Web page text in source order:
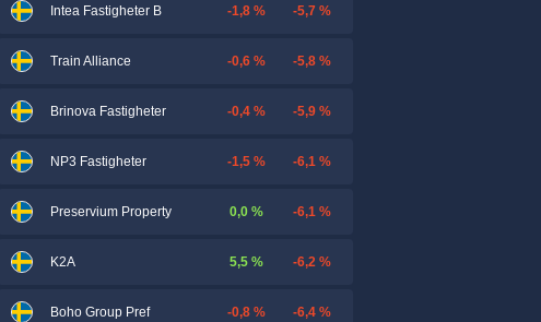
Intea Fastigheter B -1,8 % -5,7 %
Train Alliance -0,6 % -5,8 %
Brinova Fastigheter -0,4 % -5,9 %
NP3 Fastigheter -1,5 % -6,1 %
Preservium Property 0,0 % -6,1 %
K2A 5,5 % -6,2 %
Boho Group Pref -0,8 % -6,4 %